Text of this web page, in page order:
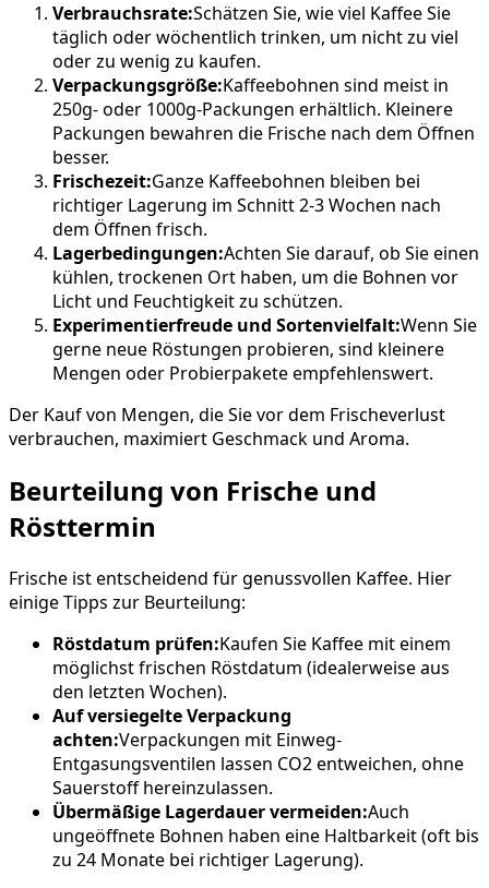
Verbrauchsrate:Schätzen Sie, wie viel Kaffee Sie
täglich oder wöchentlich trinken, um nicht zu viel
oder zu wenig zu kaufen.
Verpackungsgröße:Kaffeebohnen sind meist in
250g- oder 1000g-Packungen erhältlich. Kleinere
Packungen bewahren die Frische nach dem Öffnen
besser.
Frischezeit:Ganze Kaffeebohnen bleiben bei
richtiger Lagerung im Schnitt 2-3 Wochen nach
dem Öffnen frisch.
Lagerbedingungen:Achten Sie darauf, ob Sie einen
kühlen, trockenen Ort haben, um die Bohnen vor
Licht und Feuchtigkeit zu schützen.
Experimentierfreude und Sortenvielfalt:Wenn Sie
gerne neue Röstungen probieren, sind kleinere
Mengen oder Probierpakete empfehlenswert.
Der Kauf von Mengen, die Sie vor dem Frischeverlust
verbrauchen, maximiert Geschmack und Aroma.
Beurteilung von Frische und
Rösttermin
Frische ist entscheidend für genussvollen Kaffee. Hier
einige Tipps zur Beurteilung:
Röstdatum prüfen:Kaufen Sie Kaffee mit einem
möglichst frischen Röstdatum (idealerweise aus
den letzten Wochen).
Auf versiegelte Verpackung
achten:Verpackungen mit Einweg-
Entgasungsventilen lassen CO2 entweichen, ohne
Sauerstoff hereinzulassen.
Übermäßige Lagerdauer vermeiden:Auch
ungeöffnete Bohnen haben eine Haltbarkeit (oft bis
zu 24 Monate bei richtiger Lagerung).